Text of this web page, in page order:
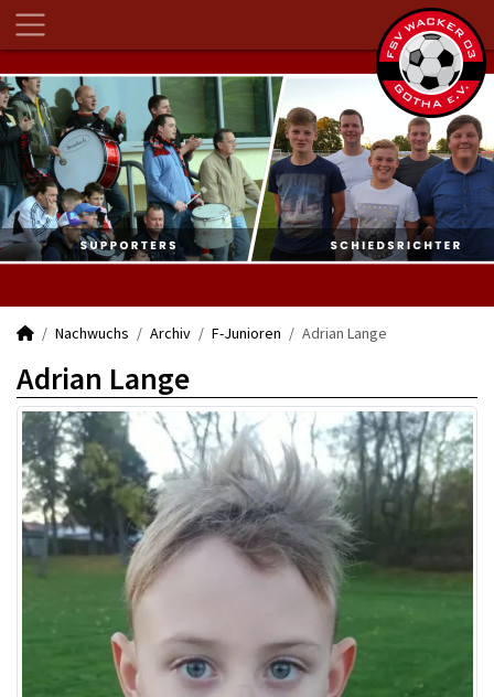
Nachwuchs Archiv F-Junioren Adrian Lange
Adrian Lange